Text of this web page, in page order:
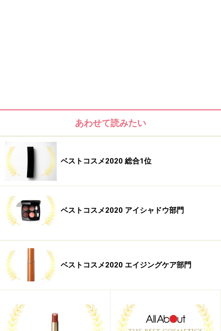
【本当に売れています！】タカミ PRリーダー 緒方亜希
緒方亜希さん
あわせて読みたい
ベストコスメ2020 総合1位
ベストコスメ2020 アイシャドウ部門
ベストコスメ2020 エイジングケア部門